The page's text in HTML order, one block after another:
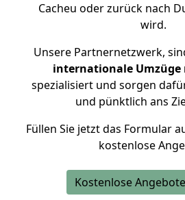
Cacheu oder zurück nach
wird.
Unsere Partnernetzwerk,
internationale Umzüge
spezialisiert und sorgen
und pünktlich ans
Füllen Sie jetzt das Formular
kostenlose
Kostenlose